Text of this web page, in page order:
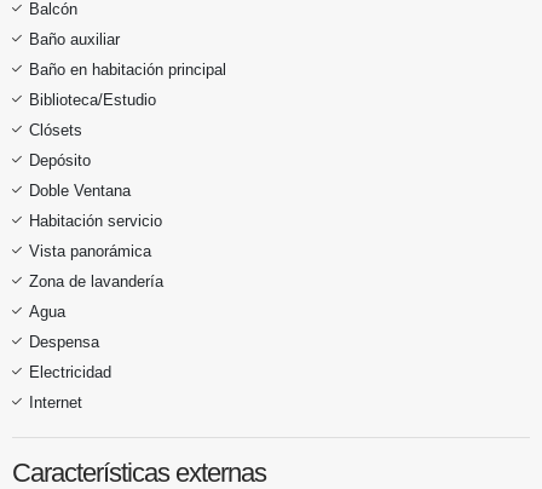
Balcón
Baño auxiliar
Baño en habitación principal
Biblioteca/Estudio
Clósets
Depósito
Doble Ventana
Habitación servicio
Vista panorámica
Zona de lavandería
Agua
Despensa
Electricidad
Internet
Características externas